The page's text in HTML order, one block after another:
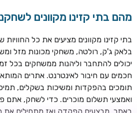
ההפקדה הראשונה
CASOO
חדשים
ROYSPINS
חינם על ההפקדות הראשונות
מהם בתי קזינו מקוונים
בתי קזינו מקוונים מציעים את כל החוויות
בלאק ג'ק, רולטה, משחקי מכונות מזל
יכולים להתחבר וליהנות ממשחקים בכל
חכמים עם חיבור לאינטרנט. אתרים
תומכים בהפקדות ומשיכות בשקלים,
ואמצעי תשלום מוכרים. כדי לשחק, אתם